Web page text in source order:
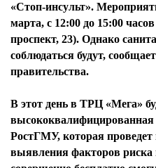
«Стоп-инсульт».
марта, с 12:00 до 15:00
проспект, 23). Однако
соблюдаться будут,
правительства.
В этот день в ТРЦ «Мега»
высококвалифицированная
РостГМУ, которая
выявления факторов